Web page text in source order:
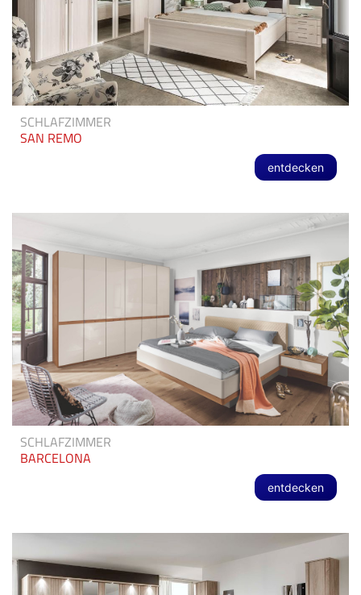
SCHLAFZIMMER
SAN REMO
entdecken
SCHLAFZIMMER
BARCELONA
entdecken